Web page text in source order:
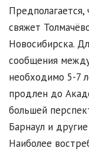
Предполагается,
свяжет
Новосибирска.
сообщения
необходимо 5-7
продлен до
большей
Барнаул и
Наиболее